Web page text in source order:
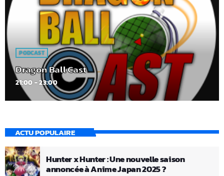
PODCAST
Dragon Ball Cast
21:00 - 23:00
ACTU POPULAIRE
Hunter x Hunter : Une nouvelle saison
annoncée à Anime Japan 2025 ?